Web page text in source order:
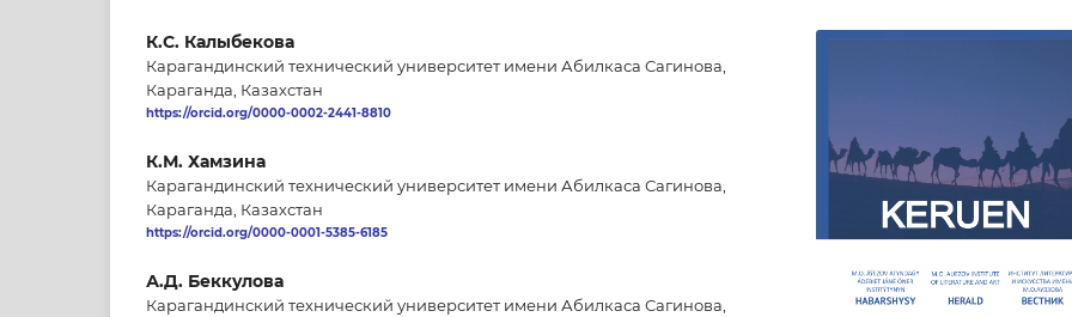
К.С. Калыбекова
Карагандинский технический университет имени Абилкаса Сагинова,
Караганда, Казахстан
https://orcid.org/0000-0002-2441-8810
К.М. Хамзина
Карагандинский технический университет имени Абилкаса Сагинова,
Караганда, Казахстан
https://orcid.org/0000-0001-5385-6185
А.Д. Беккулова
Карагандинский технический университет имени Абилкаса Сагинова,